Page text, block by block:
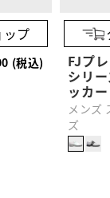
プ
(税込)
FJプ
シリ
ッカ
メンズ
ズ